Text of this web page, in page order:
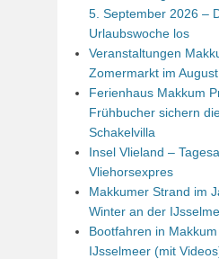
5. September 2026 –
Urlaubswoche los
Veranstaltungen
Zomermarkt im August
Ferienhaus Makkum
Frühbucher sichern
Schakelvilla
Insel Vlieland –
Vliehorsexpres
Makkumer Strand im
Winter an der
Bootfahren in
IJsselmeer (mit